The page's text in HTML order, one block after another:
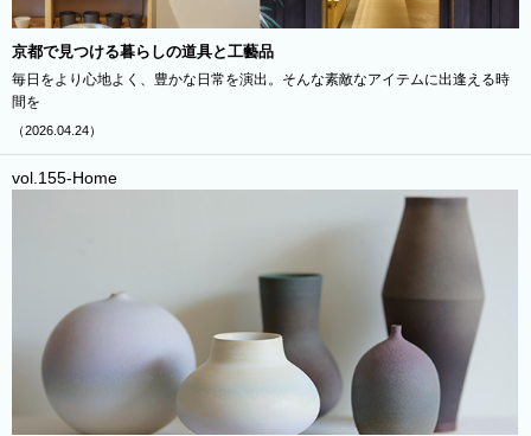
京都で見つける暮らしの道具と工藝品
毎日をより心地よく、豊かな日常を演出。そんな素敵なアイテムに出逢える時
間を
（2026.04.24）
vol.155-Home